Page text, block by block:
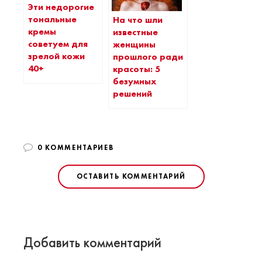
Эти недорогие
тональные
кремы
советуем для
зрелой кожи
40+
На что шли
известные
женщины
прошлого ради
красоты: 5
безумных
решений
0 КОММЕНТАРИЕВ
ОСТАВИТЬ КОММЕНТАРИЙ
Добавить комментарий